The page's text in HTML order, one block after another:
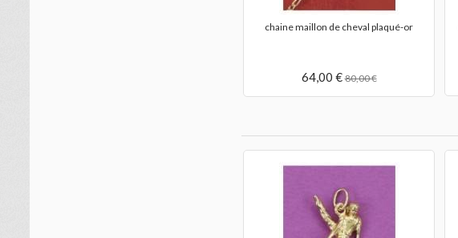
chaine maillon de cheval plaqué-or
64,00 €80,00 €